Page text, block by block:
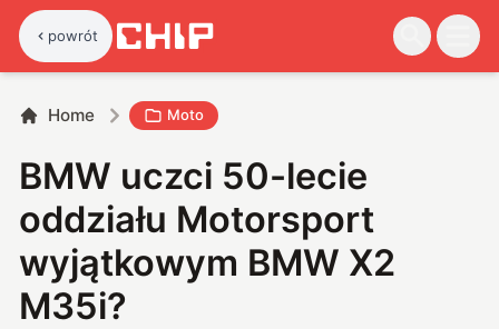
powrót
Home Moto
BMW uczci 50-lecie
oddziału Motorsport
wyjątkowym BMW X2
M35i?